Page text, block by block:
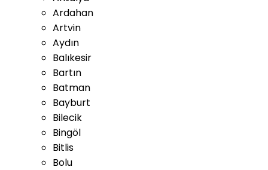
Ardahan
Artvin
Aydın
Balıkesir
Bartın
Batman
Bayburt
Bilecik
Bingöl
Bitlis
Bolu